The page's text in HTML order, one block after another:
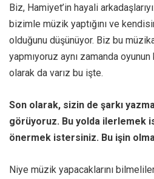
Biz, Hamiyet’in hayali
bizimle müzik yaptığını ve
olduğunu düşünüyor. Biz bu
yapmıyoruz aynı zamanda
olarak da varız bu işte.
Son olarak, sizin de şarkı yazma
görüyoruz. Bu yolda ilerlemek
önermek istersiniz. Bu işin
Niye müzik yapacaklarını